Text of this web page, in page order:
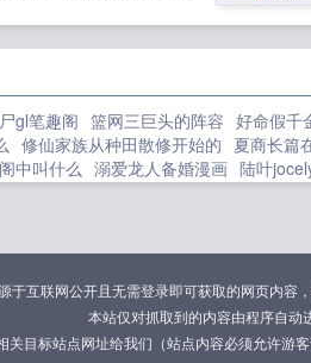
gl笔趣阁 篮网三巨头的阵容 好命假千
修仙家族从种田散修开始的 夏商长篇
中叫什么 溺爱龙人备婚漫画 陆叶
着真千金养女改嫁军官 作者天青色的风
娇妻娇妻无力反抗 老板来杯冰可乐 四
腐女子 修仙家族从家父 穿越大明朱厚
从穿越开始 梦见媳妇给我钱 渔民不上
于互联网公开且无需登录即可获取的网页内容
本站仅对抓取到的内容由程序自动
关目标站点网址给我们（站点内容必须允许游